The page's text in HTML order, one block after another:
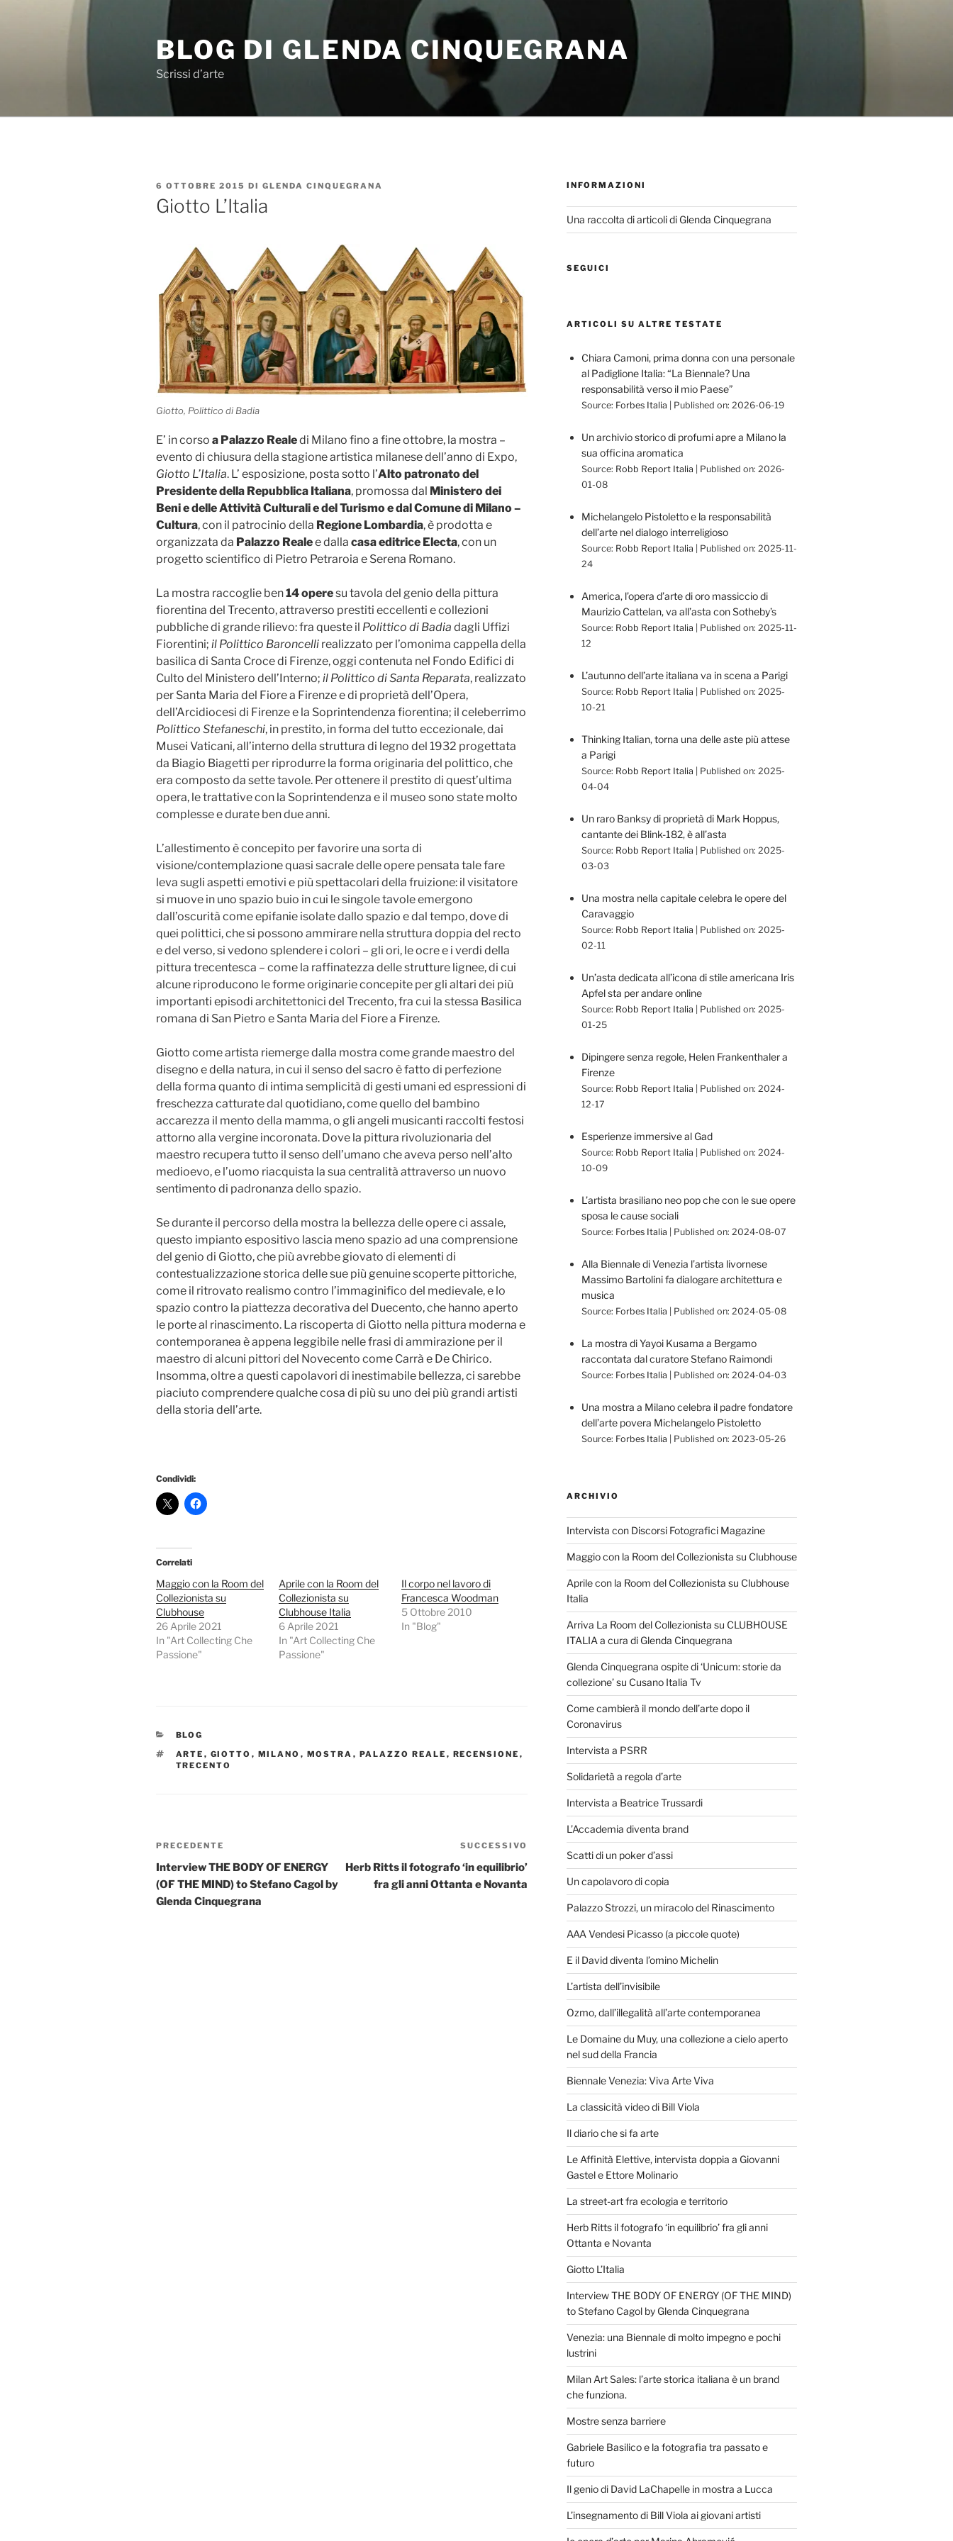
BLOG DI GLENDA CINQUEGRANA
Scrissi d’arte
PUBBLICATO
IL
6 OTTOBRE 2015 DI GLENDA CINQUEGRANA
Giotto L’Italia
Giotto, Polittico di Badia
E’ in corso a Palazzo Realedi Milano fino a fine ottobre, la mostra –
evento di chiusura della stagione artistica milanese dell’anno di Expo,
Giotto L’Italia. L’ esposizione, posta sotto l’Alto patronato del
Presidente della Repubblica Italiana, promossa dal Ministero dei
Beni e delle Attività Culturali e del Turismo e dal Comune di Milano –
Cultura, con il patrocinio della Regione Lombardia, è prodotta e
organizzata da Palazzo Realee dalla casa editrice Electa, con un
progetto scientifico di Pietro Petraroia e Serena Romano.
La mostra raccoglie ben14 operesu tavola del genio della pittura
fiorentina del Trecento, attraverso prestiti eccellenti e collezioni
pubbliche di grande rilievo: fra queste il Polittico di Badia dagli Uffizi
Fiorentini; il Polittico Baroncelli realizzato per l’omonima cappella della
basilica di Santa Croce di Firenze, oggi contenuta nel Fondo Edifici di
Culto del Ministero dell’Interno; il Polittico di Santa Reparata, realizzato
per Santa Maria del Fiore a Firenze e di proprietà dell’Opera,
dell’Arcidiocesi di Firenze e la Soprintendenza fiorentina; il celeberrimo
Polittico Stefaneschi, in prestito, in forma del tutto eccezionale, dai
Musei Vaticani, all’interno della struttura di legno del 1932 progettata
da Biagio Biagetti per riprodurre la forma originaria del polittico, che
era composto da sette tavole. Per ottenere il prestito di quest’ultima
opera, le trattative con la Soprintendenza e il museo sono state molto
complesse e durate ben due anni.
L’allestimento è concepito per favorire una sorta di
visione/contemplazione quasi sacrale delle opere pensata tale fare
leva sugli aspetti emotivi e più spettacolari della fruizione: il visitatore
si muove in uno spazio buio in cui le singole tavole emergono
dall’oscurità come epifanie isolate dallo spazio e dal tempo, dove di
quei polittici, che si possono ammirare nella struttura doppia del recto
e del verso, si vedono splendere i colori – gli ori, le ocre e i verdi della
pittura trecentesca – come la raffinatezza delle strutture lignee, di cui
alcune riproducono le forme originarie concepite per gli altari dei più
importanti episodi architettonici del Trecento, fra cui la stessa Basilica
romana di San Pietro e Santa Maria del Fiore a Firenze.
Giotto come artista riemerge dalla mostra come grande maestro del
disegno e della natura, in cui il senso del sacro è fatto di perfezione
della forma quanto di intima semplicità di gesti umani ed espressioni di
freschezza catturate dal quotidiano, come quello del bambino
accarezza il mento della mamma, o gli angeli musicanti raccolti festosi
attorno alla vergine incoronata. Dove la pittura rivoluzionaria del
maestro recupera tutto il senso dell’umano che aveva perso nell’alto
medioevo, e l’uomo riacquista la sua centralità attraverso un nuovo
sentimento di padronanza dello spazio.
Se durante il percorso della mostra la bellezza delle opere ci assale,
questo impianto espositivo lascia meno spazio ad una comprensione
del genio di Giotto, che più avrebbe giovato di elementi di
contestualizzazione storica delle sue più genuine scoperte pittoriche,
come il ritrovato realismo contro l’immaginifico del medievale, e lo
spazio contro la piattezza decorativa del Duecento, che hanno aperto
le porte al rinascimento. La riscoperta di Giotto nella pittura moderna e
contemporanea è appena leggibile nelle frasi di ammirazione per il
maestro di alcuni pittori del Novecento come Carrà e De Chirico.
Insomma, oltre a questi capolavori di inestimabile bellezza, ci sarebbe
piaciuto comprendere qualche cosa di più su uno dei più grandi artisti
della storia dell’arte.
Condividi:
Correlati
Maggio con la Room del
Collezionista su
Clubhouse
26 Aprile 2021
In "Art Collecting Che
Passione"
Aprile con la Room del
Collezionista su
Clubhouse Italia
6 Aprile 2021
In "Art Collecting Che
Passione"
Il corpo nel lavoro di
Francesca Woodman
5 Ottobre 2010
In "Blog"
CATEGORIE
BLOG
TAG
ARTE , GIOTTO , MILANO , MOSTRA , PALAZZO REALE , RECENSIONE ,
TRECENTO
Navigazione
articoli
Articolo
precedente:
PRECEDENTE
Interview THE BODY OF ENERGY
(OF THE MIND) to Stefano Cagol by
Glenda Cinquegrana
Articolo
successivo
SUCCESSIVO
Herb Ritts il fotografo ‘in equilibrio’
fra gli anni Ottanta e Novanta
INFORMAZIONI
Una raccolta di articoli di Glenda Cinquegrana
SEGUICI
ARTICOLI SU ALTRE TESTATE
Chiara Camoni, prima donna con una personale
al Padiglione Italia: “La Biennale? Una
responsabilità verso il mio Paese”
Source: Forbes Italia Published on: 2026-06-19
Un archivio storico di profumi apre a Milano la
sua officina aromatica
Source: Robb Report Italia
Published on: 2026-
01-08
Michelangelo Pistoletto e la responsabilità
dell’arte nel dialogo interreligioso
Source: Robb Report Italia
Published on: 2025-11-
24
America, l’opera d’arte di oro massiccio di
Maurizio Cattelan, va all’asta con Sotheby’s
Source: Robb Report Italia
Published on: 2025-11-
12
L’autunno dell’arte italiana va in scena a Parigi
Source: Robb Report Italia
Published on: 2025-
10-21
Thinking Italian, torna una delle aste più attese
a Parigi
Source: Robb Report Italia
Published on: 2025-
04-04
Un raro Banksy di proprietà di Mark Hoppus,
cantante dei Blink-182, è all’asta
Source: Robb Report Italia
Published on: 2025-
03-03
Una mostra nella capitale celebra le opere del
Caravaggio
Source: Robb Report Italia
Published on: 2025-
02-11
Un’asta dedicata all’icona di stile americana Iris
Apfel sta per andare online
Source: Robb Report Italia
Published on: 2025-
01-25
Dipingere senza regole, Helen Frankenthaler a
Firenze
Source: Robb Report Italia
Published on: 2024-
12-17
Esperienze immersive al Gad
Source: Robb Report Italia
Published on: 2024-
10-09
L’artista brasiliano neo pop che con le sue opere
sposa le cause sociali
Source: Forbes Italia Published on: 2024-08-07
Alla Biennale di Venezia l’artista livornese
Massimo Bartolini fa dialogare architettura e
musica
Source: Forbes Italia Published on: 2024-05-08
La mostra di Yayoi Kusama a Bergamo
raccontata dal curatore Stefano Raimondi
Source: Forbes Italia Published on: 2024-04-03
Una mostra a Milano celebra il padre fondatore
dell’arte povera Michelangelo Pistoletto
Source: Forbes Italia Published on: 2023-05-26
ARCHIVIO
Intervista con Discorsi Fotografici Magazine
Maggio con la Room del Collezionista su Clubhouse
Aprile con la Room del Collezionista su Clubhouse
Italia
Arriva La Room del Collezionista su CLUBHOUSE
ITALIA a cura di Glenda Cinquegrana
Glenda Cinquegrana ospite di ‘Unicum: storie da
collezione’ su Cusano Italia Tv
Come cambierà il mondo dell’arte dopo il
Coronavirus
Intervista a PSRR
Solidarietà a regola d’arte
Intervista a Beatrice Trussardi
L’Accademia diventa brand
Scatti di un poker d’assi
Un capolavoro di copia
Palazzo Strozzi, un miracolo del Rinascimento
AAA Vendesi Picasso (a piccole quote)
E il David diventa l’omino Michelin
L’artista dell’invisibile
Ozmo, dall’illegalità all’arte contemporanea
Le Domaine du Muy, una collezione a cielo aperto
nel sud della Francia
Biennale Venezia: Viva Arte Viva
La classicità video di Bill Viola
Il diario che si fa arte
Le Affinità Elettive, intervista doppia a Giovanni
Gastel e Ettore Molinario
La street-art fra ecologia e territorio
Herb Ritts il fotografo ‘in equilibrio’ fra gli anni
Ottanta e Novanta
Giotto L’Italia
Interview THE BODY OF ENERGY (OF THE MIND)
to Stefano Cagol by Glenda Cinquegrana
Venezia: una Biennale di molto impegno e pochi
lustrini
Milan Art Sales: l’arte storica italiana è un brand
che funziona.
Mostre senza barriere
Gabriele Basilico e la fotografia tra passato e
futuro
Il genio di David LaChapelle in mostra a Lucca
L’insegnamento di Bill Viola ai giovani artisti